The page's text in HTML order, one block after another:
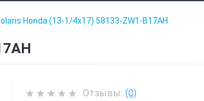
Honda (13-1/4x17) 58133-ZW1-B17AH
Отзывы: (0)